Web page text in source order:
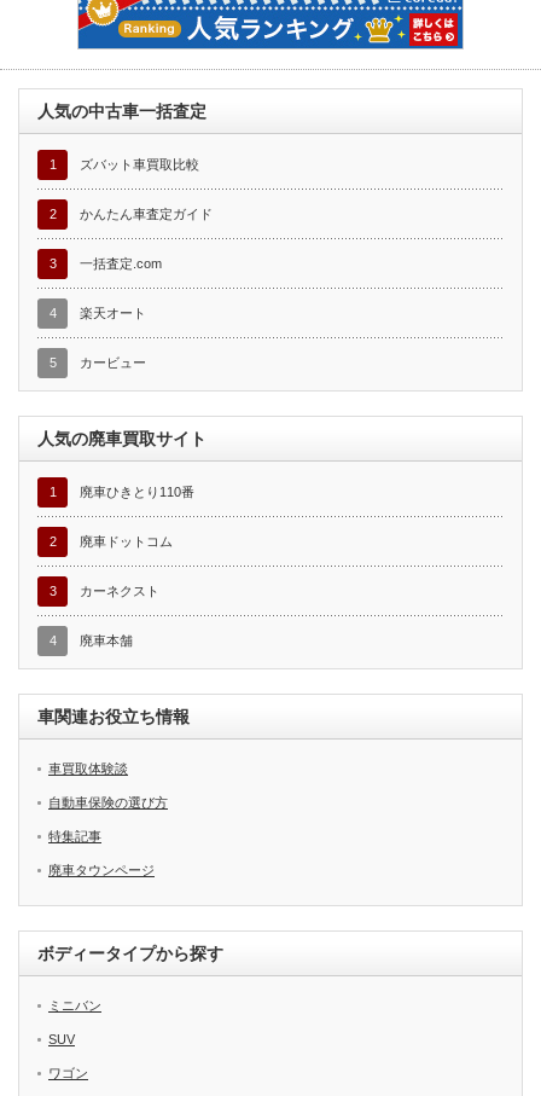
人気の中古車一括査定
1 ズバット車買取比較
2 かんたん車査定ガイド
3 一括査定.com
4 楽天オート
5 カービュー
人気の廃車買取サイト
1 廃車ひきとり110番
2 廃車ドットコム
3 カーネクスト
4 廃車本舗
車関連お役立ち情報
車買取体験談
自動車保険の選び方
特集記事
廃車タウンページ
ボディータイプから探す
ミニバン
SUV
ワゴン